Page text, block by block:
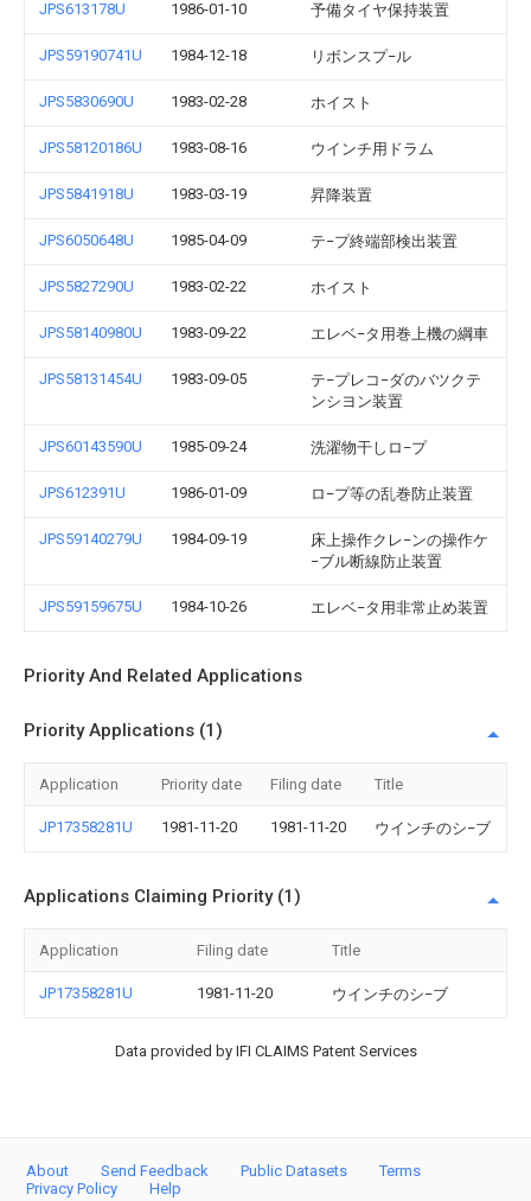
JPS613178U 1986-01-10 予備タイヤ保持装置
JPS59190741U 1984-12-18 リボンスプ−ル
JPS5830690U 1983-02-28 ホイスト
JPS58120186U 1983-08-16 ウインチ用ドラム
JPS5841918U 1983-03-19 昇降装置
JPS6050648U 1985-04-09 テ−プ終端部検出装置
JPS5827290U 1983-02-22 ホイスト
JPS58140980U 1983-09-22 エレベ−タ用巻上機の綱車
JPS58131454U 1983-09-05
テ−プレコ−ダのバツクテ
ンシヨン装置
JPS60143590U 1985-09-24 洗濯物干しロ−プ
JPS612391U 1986-01-09 ロ−プ等の乱巻防止装置
JPS59140279U 1984-09-19
床上操作クレ−ンの操作ケ
−ブル断線防止装置
JPS59159675U 1984-10-26 エレベ−タ用非常止め装置
Priority And Related Applications
Priority Applications (1)
Application Priority date Filing date Title
JP17358281U 1981-11-20 1981-11-20 ウインチのシ−ブ
Applications Claiming Priority (1)
Application Filing date Title
JP17358281U 1981-11-20 ウインチのシ−ブ
Data provided by IFI CLAIMS Patent Services
About Send Feedback Public Datasets
Terms
Privacy Policy
Help